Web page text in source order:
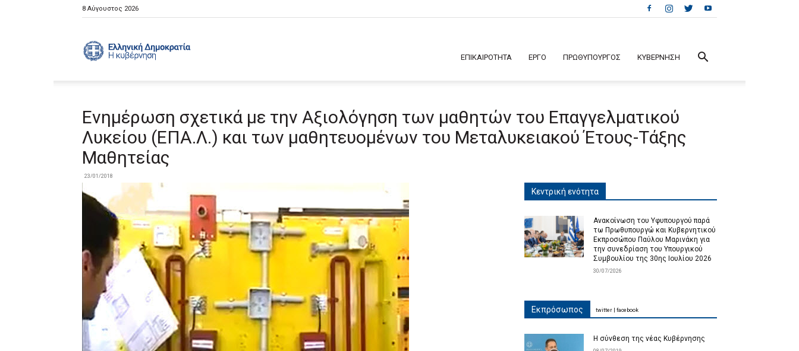
8 Αύγουστος 2026
Κυβέρνηση
ΕΠΙΚΑΙΡΟΤΗΤΑ ΕΡΓΟ ΠΡΩΘΥΠΟΥΡΓΟΣ ΚΥΒΕΡΝΗΣΗ
Ενημέρωση σχετικά με την Αξιολόγηση των μαθητών του Επαγγελματικού
Λυκείου (ΕΠΑ.Λ.) και των μαθητευομένων του Μεταλυκειακού Έτους-Τάξης
Μαθητείας
23/01/2018
Κεντρική ενότητα
Ανακοίνωση του Υφυπουργού παρά
τω Πρωθυπουργώ και Κυβερνητικού
Εκπροσώπου Παύλου Μαρινάκη για
την συνεδρίαση του Υπουργικού
Συμβουλίου της 30ης Ιουλίου 2026
30/07/2026
Εκπρόσωπος
Η σύνθεση της νέας Κυβέρνησης
twitter facebook